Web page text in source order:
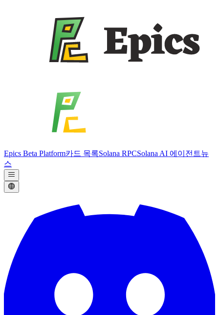
Epics Beta Platform카드 목록Solana RPCSolana AI 에이전트뉴
스